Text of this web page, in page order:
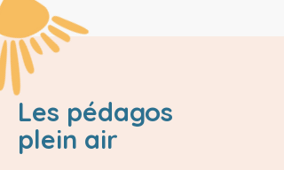
Les pédagos
plein air